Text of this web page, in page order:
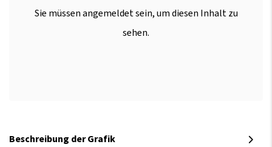
Sie müssen angemeldet sein, um diesen Inhalt zu
sehen.
Beschreibung der Grafik